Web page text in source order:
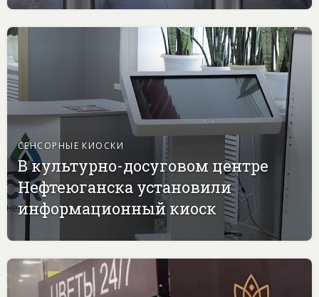
СЕНСОРНЫЕ КИОСКИ
В культурно-досуговом центре
Нефтеюганска установили
информационный киоск